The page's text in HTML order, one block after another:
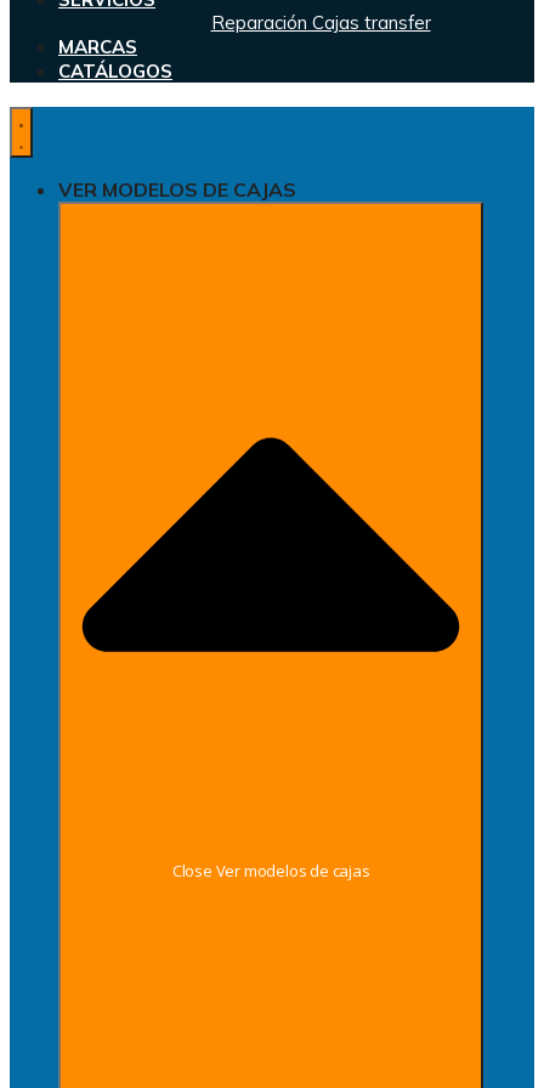
Reparación Cajas transfer
MARCAS
CATÁLOGOS
VER MODELOS DE CAJAS
Close Ver modelos de cajas